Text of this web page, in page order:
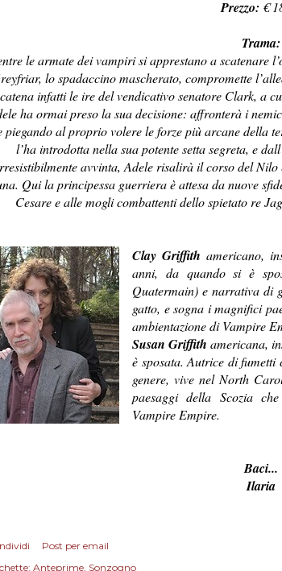
Prezzo: €
Trama:
le armate dei vampiri si apprestano a scatenare
lo spadaccino mascherato, compromette
infatti le ire del vendicativo senatore Clark, a
ha ormai preso la sua decisione: affronterà i
piegando al proprio volere le forze più arcane della
l’ha introdotta nella sua potente setta segreta, e
avvinta, Adele risalirà il corso del
Qui la principessa guerriera è attesa da nuove
Cesare e alle mogli combattenti dello spietato re
Clay Griffith americano,
anni, da quando si è
Quatermain) e narrativa di
gatto, e sogna i magnifici
ambientazione di Vampire
Susan Griffith americana,
è sposata. Autrice di
genere, vive nel North
paesaggi della Scozia
Vampire Empire.
Baci...
Ilaria
Post per email
Anteprime Sonzogno